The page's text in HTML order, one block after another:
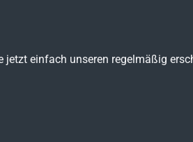
jetzt einfach unseren regelmäßig